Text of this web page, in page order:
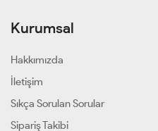
Kurumsal
Hakkımızda
İletişim
Sıkça Sorulan Sorular
Sipariş Takibi